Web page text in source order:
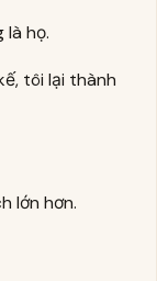
là họ.
tôi lại thành
lớn hơn.